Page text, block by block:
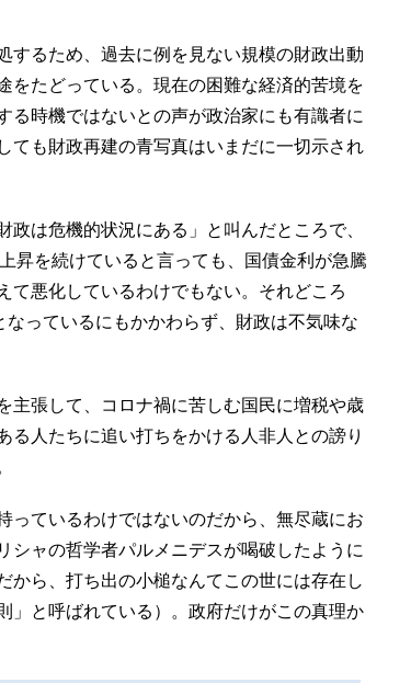
るため、過去に例を見ない規模の財政出動
をたどっている。現在の困難な経済的苦境を
る時機ではないとの声が政治家にも有識者に
ても財政再建の青写真はいまだに一切示され
は危機的状況にある」と叫んだところで、
昇を続けていると言っても、国債金利が急騰
て悪化しているわけでもない。それどころ
っているにもかかわらず、財政は不気味な
張して、コロナ禍に苦しむ国民に増税や歳
る人たちに追い打ちをかける人非人との謗り
ているわけではないのだから、無尽蔵にお
シャの哲学者パルメニデスが喝破したように
から、打ち出の小槌なんてこの世には存在し
」と呼ばれている）。政府だけがこの真理か